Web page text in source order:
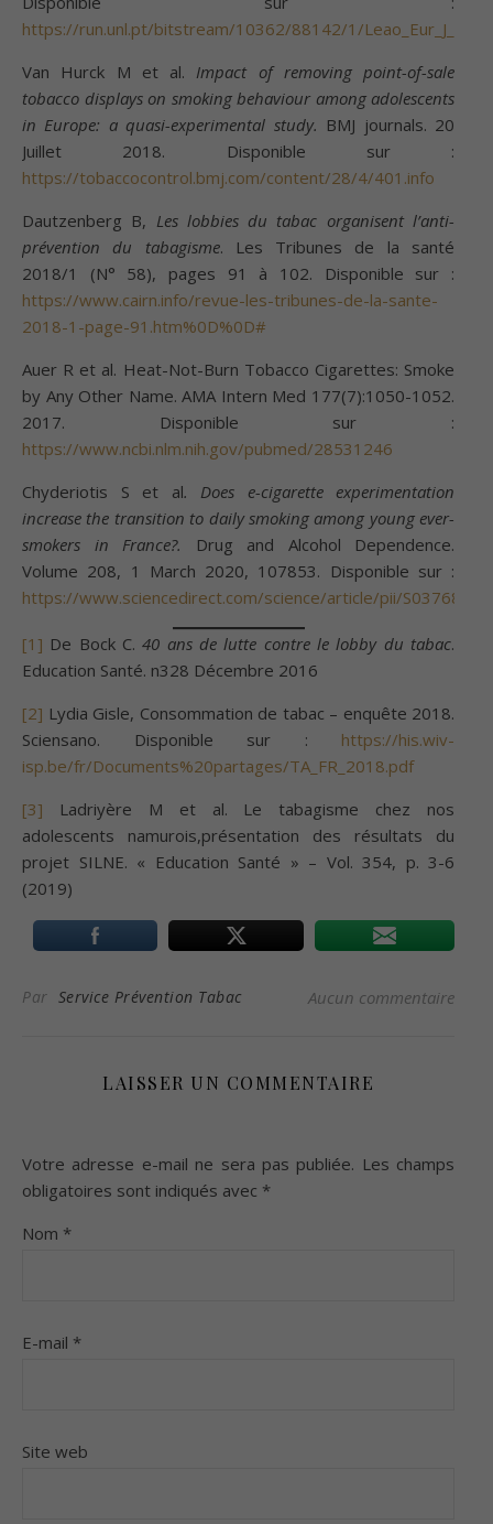
https://run.unl.pt/bitstream/10362/88142/1/
Van Hurck M et al. Impact of removing point-of-sale
tobacco displays on smoking behaviour among adolescents
in Europe: a quasi-experimental study. BMJ journals. 20
Juillet 2018. Disponible sur :
https://tobaccocontrol.bmj.com/content/28/4/401.info
Dautzenberg B, Les lobbies du tabac organisent l’anti-
prévention du tabagisme. Les Tribunes de la santé
2018/1 (N° 58), pages 91 à 102. Disponible sur :
https://www.cairn.info/revue-les-tribunes-de-la-sante-
2018-1-page-91.htm%0D%0D#
Auer R et al. Heat-Not-Burn Tobacco Cigarettes: Smoke
by Any Other Name. AMA Intern Med 177(7):1050-1052.
2017. Disponible sur :
https://www.ncbi.nlm.nih.gov/pubmed/28531246
Chyderiotis S et al. Does e-cigarette experimentation
increase the transition to daily smoking among young ever-
smokers in France?. Drug and Alcohol Dependence.
Volume 208, 1 March 2020, 107853. Disponible sur :
https://www.sciencedirect.com/science/article/pii/
[1] De Bock C.40 ans de lutte contre le lobby du tabac.
Education Santé. n328 Décembre 2016
[2] Lydia Gisle, Consommation de tabac – enquête 2018.
Sciensano. Disponible sur : https://his.wiv-
isp.be/fr/Documents%20partages/TA_FR_2018.pdf
[3] Ladriyère M et al. Le tabagisme chez nos
adolescents namurois,présentation des résultats du
projet SILNE. « Education Santé » – Vol. 354, p. 3-6
(2019)
Par Service Prévention Tabac Aucun commentaire
LAISSER UN COMMENTAIRE
Votre adresse e-mail ne sera pas publiée. Les champs
obligatoires sont indiqués avec *
Nom *
E-mail *
Site web